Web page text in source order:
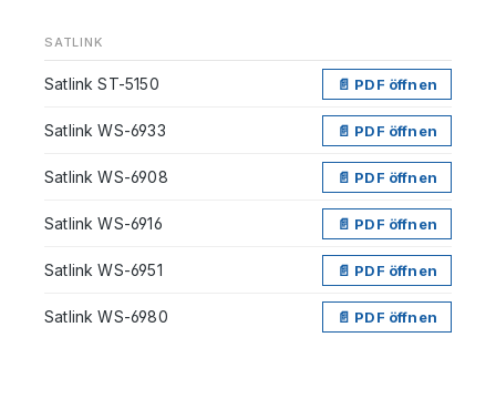
SATLINK
Satlink ST-5150 📄 PDF öffnen
Satlink WS-6933 📄 PDF öffnen
Satlink WS-6908 📄 PDF öffnen
Satlink WS-6916 📄 PDF öffnen
Satlink WS-6951 📄 PDF öffnen
Satlink WS-6980 📄 PDF öffnen